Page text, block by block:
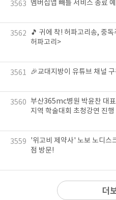
3563 멤버십앱 빼틀 서비스 종료
3562
🎵 귀에 착! 허파고리송, 중
허파고리>
3561 🎉교대지방이 유튜브 채널
3560 부산365mc병원 박윤찬 대
지역 학술대회 초청강연 진행
3559
'위고비 제약사' 노보 노디스
점 방문!
더